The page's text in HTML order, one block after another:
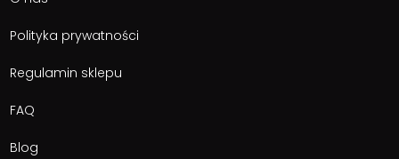
Polityka prywatności
Regulamin sklepu
FAQ
Blog